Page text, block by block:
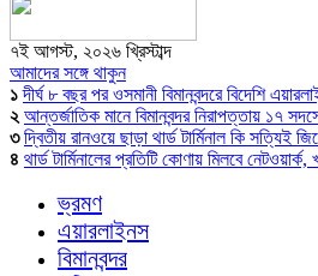
৭ই আগস্ট, ২০২৬ খ্রিস্টাব্দ
আমাদের সঙ্গে থাকুন
১ দীর্ঘ ৮ বছর পর ওসমানী বিমানবন্দরে বিদেশি
২ আন্তর্জাতিক মানে বিমানবন্দর নিরাপত্তায় ১৭
৩ দ্বিতীয় রানওয়ে ছাড়া থার্ড টার্মিনাল কি সত্যিই
৪ থার্ড টার্মিনালের প্রতিটি কোণায় মিলবে
ভ্রমণ
এয়ারলাইনস
বিমানবন্দর